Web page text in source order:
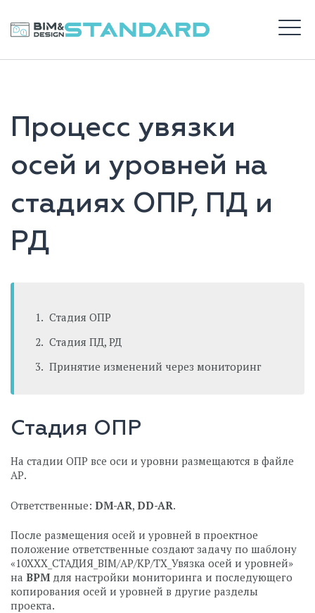
содержимому
BIM STANDARD
Процесс увязки
осей и уровней на
стадиях ОПР, ПД и
РД
Стадия ОПР
Стадия ПД, РД
Принятие изменений через мониторинг
Стадия ОПР
На стадии ОПР все оси и уровни размещаются в файле
АР.
Ответственные: DM-AR, DD-AR.
После размещения осей и уровней в проектное
положение ответственные создают задачу по шаблону
«10ХХХ_СТАДИЯ_BIM/АР/КР/ТХ_Увязка осей и уровней»
на BPM для настройки мониторинга и последующего
копирования осей и уровней в другие разделы
проекта.